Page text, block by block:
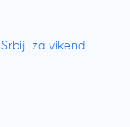
za vikend